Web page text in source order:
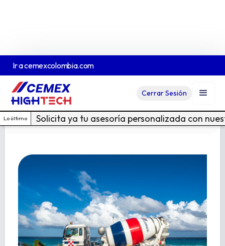
Ir acemexcolombia.com
Cerrar Sesión
Lo último Solicita ya tu asesoría personalizada con
Concreto descarga directa
Ver Ficha Técnica En PDF
Cotiza acá